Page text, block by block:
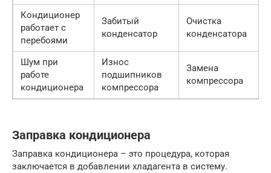
Кондиционер
работает с
перебоями
Забитый
конденсатор
Очистка
конденсатора
Шум при
работе
кондиционера
Износ
подшипников
компрессора
Замена
компрессора
Заправка кондиционера
Заправка кондиционера – это процедура, которая
заключается в добавлении хладагента в систему.